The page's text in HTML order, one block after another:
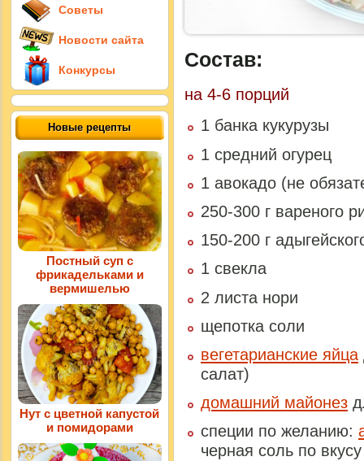
Состав:
на 4-6 порций
1 банка кукурузы
1 средний огурец
1 авокадо (не
250-300 г вареного
150-200 г
1 свекла
2 листа нори
щепотка соли
вегетарианские яйца
салат)
домашний майонез
специи по желанию:
черная соль по вкусу
Советы
Новости сайта
Конкурсы
Новые рецепты
Постный суп с
фрикадельками и
вермишелью
Нут с цветной капустой
и помидорами